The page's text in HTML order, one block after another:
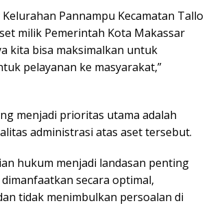
Kelurahan Pannampu Kecamatan Tallo
milik Pemerintah Kota Makassar
kita bisa maksimalkan untuk
pelayanan ke masyarakat,”
menjadi prioritas utama adalah
administrasi atas aset tersebut.
hukum menjadi landasan penting
secara optimal,
tidak menimbulkan persoalan di